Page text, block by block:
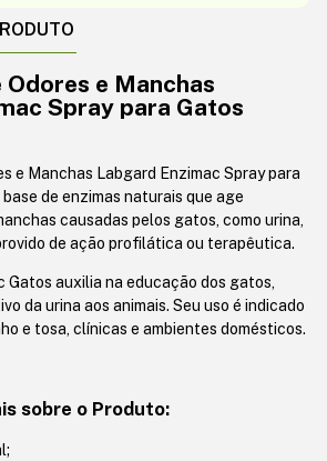
e Manchas
Spray para Gatos
e Manchas Labgard Enzimac Spray para
de enzimas naturais que age
causadas pelos gatos, como urina,
de ação profilática ou terapêutica.
Gatos auxilia na educação dos gatos,
da urina aos animais. Seu uso é indicado
e tosa, clínicas e ambientes domésticos.
sobre o Produto: